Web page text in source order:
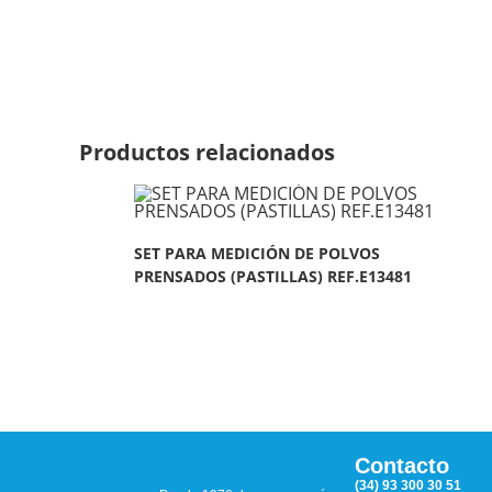
Productos relacionados
SET PARA MEDICIÓN DE POLVOS
PRENSADOS (PASTILLAS) REF.E13481
Contacto
(34) 93 300 30 51